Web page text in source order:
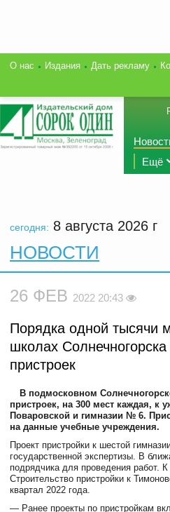
О нас Издания Дать рекламу
Ещё
сегодня: 8 августа 2026 г
НОВОСТИ
26 ФЕВ 2022 20:43
Порядка одной тыcячи
школах
пpиcтpоек
В подмосковном
пристроек, на 300 мест каждая,
Поваровской и гимназии № 6.
на данные учебные учреждения.
Проект пристройки к шестой
государственной экспертизы. В
подрядчика для проведения работ.
Строительство пристройки к
квартал 2022 года.
— Ранее проекты по пристройкам